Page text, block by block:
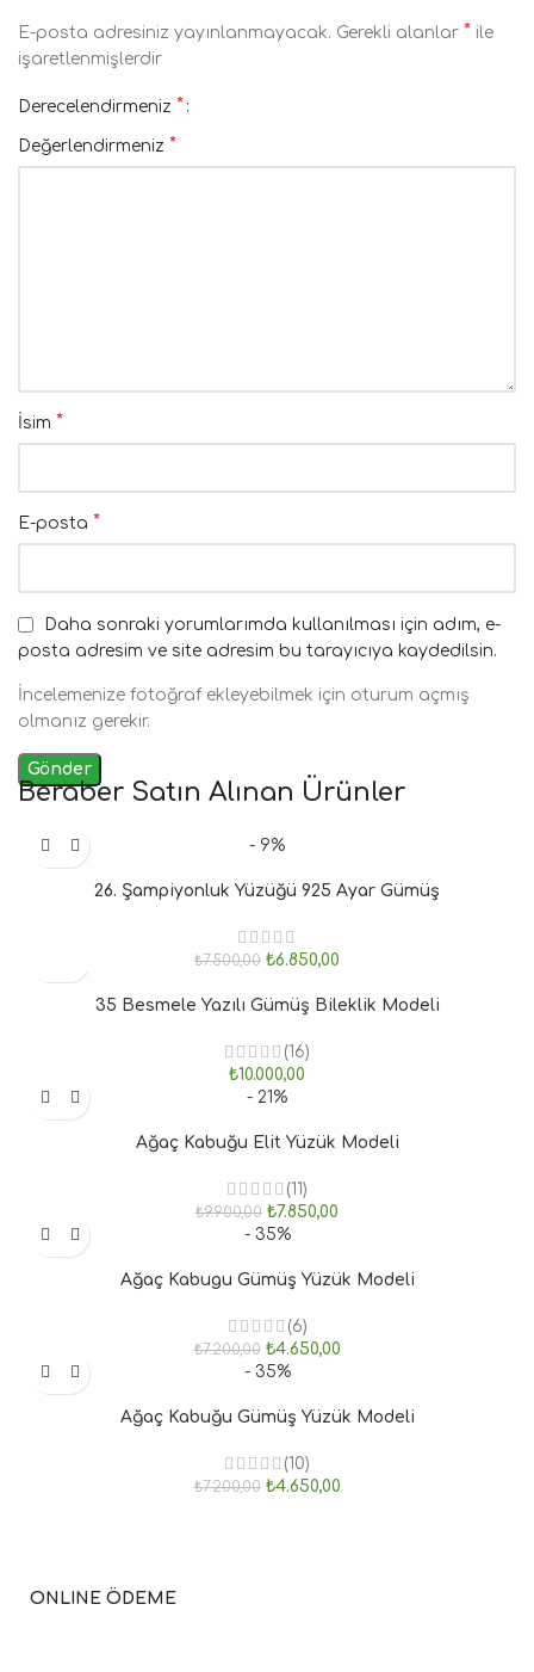
E-posta adresiniz yayınlanmayacak. Gerekli alanlar * ile
işaretlenmişlerdir
Derecelendirmeniz *
Değerlendirmeniz *
İsim *
E-posta *
Daha sonraki yorumlarımda kullanılması için adım, e-
posta adresim ve site adresim bu tarayıcıya kaydedilsin.
İncelemenize fotoğraf ekleyebilmek için oturum açmış
olmanız gerekir.
Beraber Satın Alınan Ürünler
- 9%
26. Şampiyonluk Yüzüğü 925 Ayar Gümüş
₺7.500,00 ₺6.850,00
35 Besmele Yazılı Gümüş Bileklik Modeli
(16)
₺10.000,00
- 21%
Ağaç Kabuğu Elit Yüzük Modeli
(11)
₺9.900,00 ₺7.850,00
- 35%
Ağaç Kabugu Gümüş Yüzük Modeli
(6)
₺7.200,00 ₺4.650,00
- 35%
Ağaç Kabuğu Gümüş Yüzük Modeli
(10)
₺7.200,00 ₺4.650,00
ONLINE ÖDEME